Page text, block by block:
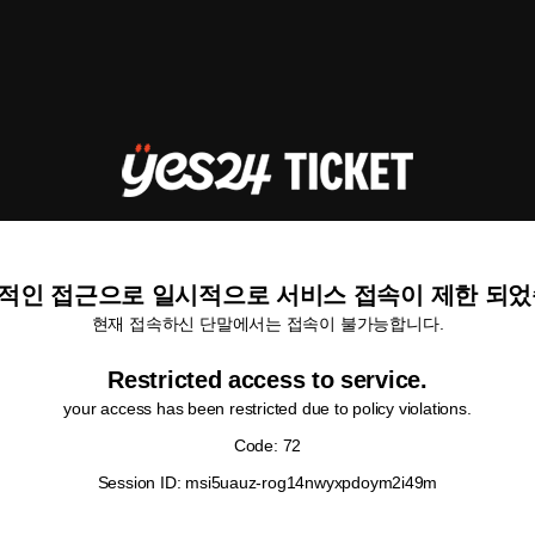
인 접근으로 일시적으로 서비스 접속이 제한 되
현재 접속하신 단말에서는 접속이 불가능합니다.
Restricted access to service.
your access has been restricted due to policy violations.
Code: 72
Session ID: msi5uauz-rog14nwyxpdoym2i49m